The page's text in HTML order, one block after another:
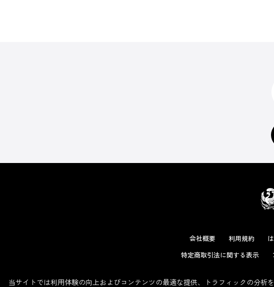
会社概要 利用規約
特定商取引法に関する表示
当サイトでは利用体験の向上およびコンテンツの最適な提供、トラフィックの分析